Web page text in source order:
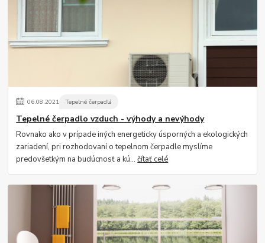
06.08.2021 Tepelné čerpadlá
Tepelné čerpadlo vzduch - výhody a nevýhody
Rovnako ako v prípade iných energeticky úsporných a ekologických
zariadení, pri rozhodovaní o tepelnom čerpadle myslíme
predovšetkým na budúcnosť a kú...čítať celé